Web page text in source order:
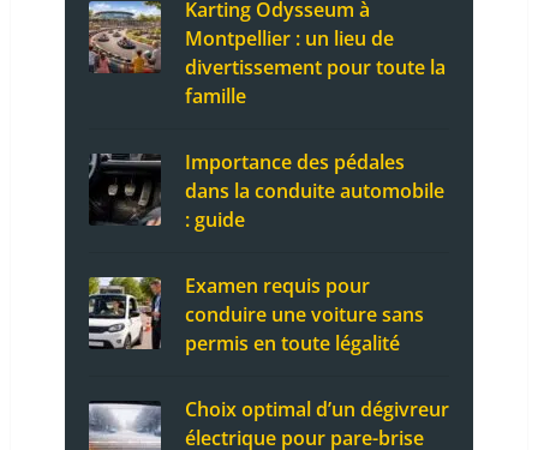
Karting Odysseum à
Montpellier : un lieu de
divertissement pour toute la
famille
Importance des pédales
dans la conduite automobile
: guide
Examen requis pour
conduire une voiture sans
permis en toute légalité
Choix optimal d’un dégivreur
électrique pour pare-brise